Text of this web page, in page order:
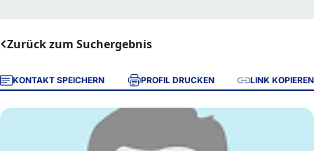
Zurück zum Suchergebnis
KONTAKT SPEICHERN PROFIL DRUCKEN LINK KOPIEREN